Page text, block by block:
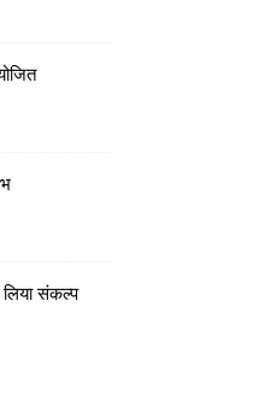
संकल्प